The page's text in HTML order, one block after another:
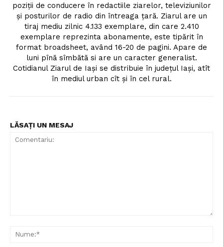
poziţii de conducere în redactiile ziarelor, televiziunilor
şi posturilor de radio din întreaga ţară. Ziarul are un
tiraj mediu zilnic 4.133 exemplare, din care 2.410
exemplare reprezinta abonamente, este tipărit în
format broadsheet, având 16-20 de pagini. Apare de
luni pînă sîmbătă si are un caracter generalist.
Cotidianul Ziarul de Iaşi se distribuie în judeţul Iaşi, atît
în mediul urban cît şi în cel rural.
LĂSAȚI UN MESAJ